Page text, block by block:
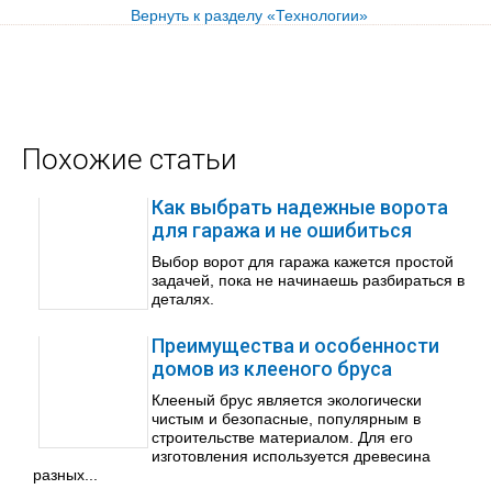
Вернуть к разделу «Технологии»
Похожие статьи
Как выбрать надежные ворота
для гаража и не ошибиться
Выбор ворот для гаража кажется простой
задачей, пока не начинаешь разбираться в
деталях.
Преимущества и особенности
домов из клееного бруса
Клееный брус является экологически
чистым и безопасные, популярным в
строительстве материалом. Для его
изготовления используется древесина
разных...